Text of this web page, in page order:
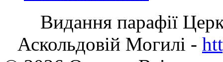
Видання парафії
Аскольдовій Могилі -